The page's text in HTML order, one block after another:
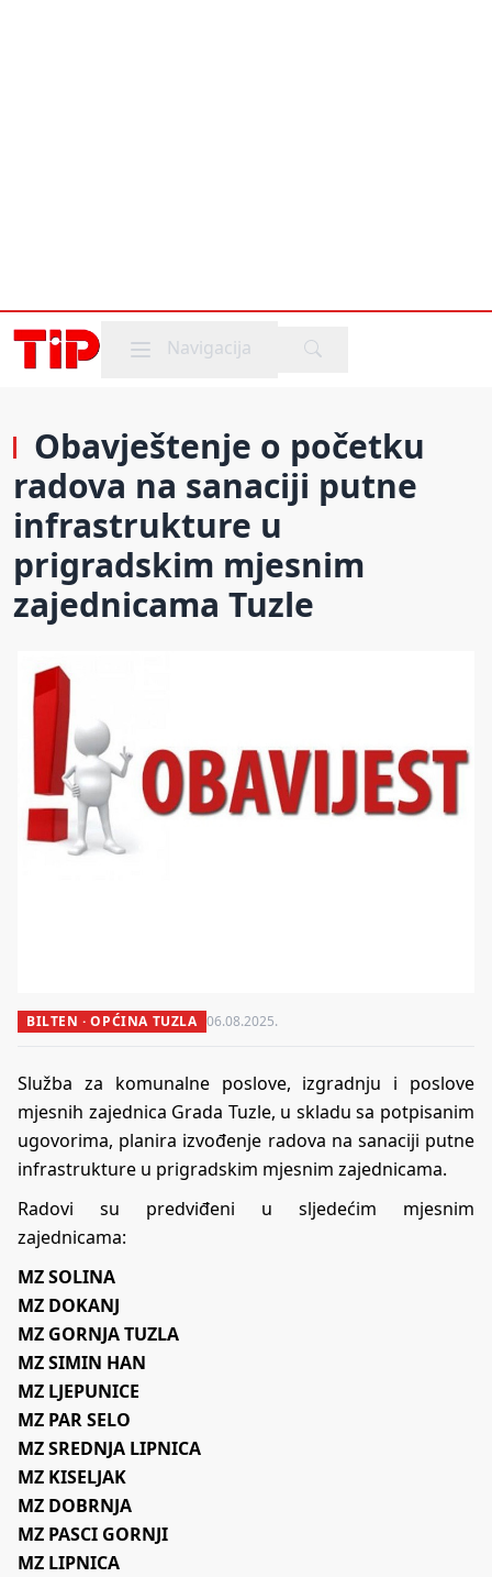
Mobile menu
Navigacija
Obavještenje o početku
radova na sanaciji putne
infrastrukture u
prigradskim mjesnim
zajednicama Tuzle
BILTEN · OPĆINA TUZLA 06.08.2025.
Služba za komunalne poslove, izgradnju i poslove
mjesnih zajednica Grada Tuzle, u skladu sa potpisanim
ugovorima, planira izvođenje radova na sanaciji putne
infrastrukture u prigradskim mjesnim zajednicama.
Radovi su predviđeni u sljedećim mjesnim
zajednicama:
MZ SOLINA
MZ DOKANJ
MZ GORNJA TUZLA
MZ SIMIN HAN
MZ LJEPUNICE
MZ PAR SELO
MZ SREDNJA LIPNICA
MZ KISELJAK
MZ DOBRNJA
MZ PASCI GORNJI
MZ LIPNICA